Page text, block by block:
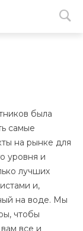
была
самые
на рынке для
уровня и
лучших
и,
на воде. Мы
чтобы
все и